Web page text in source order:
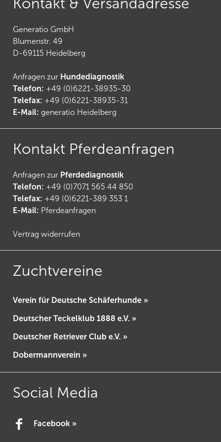
Kontakt & Versandadresse
Generatio GmbH
Blumenstr. 49
D-69115 Heidelberg
Anfragen zur Hundediagnostik
Telefon: +49 (0)6221-38935-30
Telefax: +49 (0)6221-38935-31
E-Mail: generatio Heidelberg
Kontakt Pferdeanfragen
Anfragen zur Pferdediagnostik
Telefon: +49 (0)7071 565 44 850
Telefax: +49 (0)6221-389 353 1
E-Mail: Pferdeanfragen
Vertrag widerrufen
Zuchtvereine
Verein für Deutsche Schäferhunde »
Deutscher Teckelklub 1888 e.V. »
Deutscher Retriever Club e.V. »
Dobermannverein »
Social Media
Facebook »